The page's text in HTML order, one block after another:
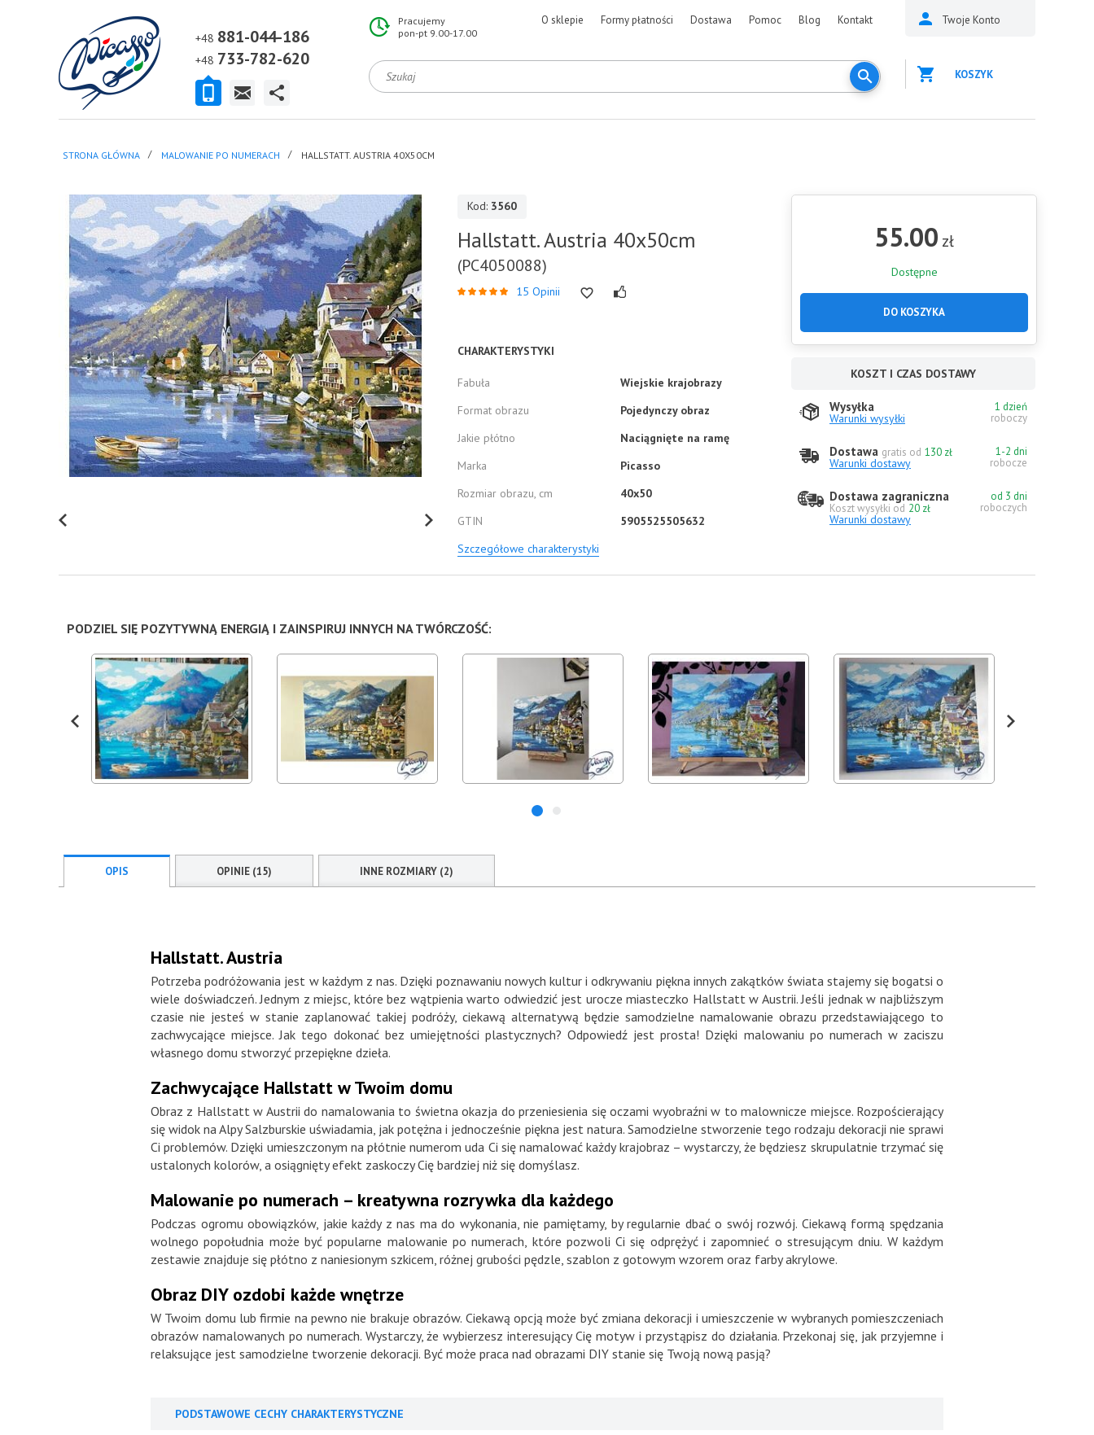
+48 881-044-186
+48 733-782-620
Pracujemy
pon-pt 9.00-17.00
O sklepie Formy płatności Dostawa Pomoc Blog Kontakt Twoje Konto
KOSZYK
STRONA GŁÓWNA MALOWANIE PO NUMERACH HALLSTATT. AUSTRIA 40X50CM
Kod: 3560
Hallstatt. Austria 40x50cm
(PC4050088)
15 Opinii
CHARAKTERYSTYKI
Fabuła
Wiejskie krajobrazy
Format obrazu
Pojedynczy obraz
Jakie płótno
Naciągnięte na ramę
Marka
Picasso
Rozmiar obrazu, cm
40x50
GTIN
5905525505632
Szczegółowe charakterystyki
55.00 zł
Dostępne
DO KOSZYKA
KOSZT I CZAS DOSTAWY
Wysyłka
Warunki wysyłki
1 dzień
roboczy
Dostawa gratis od 130 zł
Warunki dostawy
1-2 dni
robocze
Dostawa zagraniczna
Koszt wysyłki od 20 zł
Warunki dostawy
od 3 dni
roboczych
PODZIEL SIĘ POZYTYWNĄ ENERGIĄ I ZAINSPIRUJ INNYCH NA TWÓRCZOŚĆ:
OPIS OPINIE (15) INNE ROZMIARY (2)
Hallstatt. Austria
Potrzeba podróżowania jest w każdym z nas. Dzięki poznawaniu nowych kultur i odkrywaniu piękna innych zakątków świata stajemy się bogatsi o
wiele doświadczeń. Jednym z miejsc, które bez wątpienia warto odwiedzić jest urocze miasteczko Hallstatt w Austrii. Jeśli jednak w najbliższym
czasie nie jesteś w stanie zaplanować takiej podróży, ciekawą alternatywą będzie samodzielne namalowanie obrazu przedstawiającego to
zachwycające miejsce. Jak tego dokonać bez umiejętności plastycznych? Odpowiedź jest prosta! Dzięki malowaniu po numerach w zaciszu
własnego domu stworzyć przepiękne dzieła.
Zachwycające Hallstatt w Twoim domu
Obraz z Hallstatt w Austrii do namalowania to świetna okazja do przeniesienia się oczami wyobraźni w to malownicze miejsce. Rozpościerający
się widok na Alpy Salzburskie uświadamia, jak potężna i jednocześnie piękna jest natura. Samodzielne stworzenie tego rodzaju dekoracji nie sprawi
Ci problemów. Dzięki umieszczonym na płótnie numerom uda Ci się namalować każdy krajobraz – wystarczy, że będziesz skrupulatnie trzymać się
ustalonych kolorów, a osiągnięty efekt zaskoczy Cię bardziej niż się domyślasz.
Malowanie po numerach – kreatywna rozrywka dla każdego
Podczas ogromu obowiązków, jakie każdy z nas ma do wykonania, nie pamiętamy, by regularnie dbać o swój rozwój. Ciekawą formą spędzania
wolnego popołudnia może być popularne malowanie po numerach, które pozwoli Ci się odprężyć i zapomnieć o stresującym dniu. W każdym
zestawie znajduje się płótno z naniesionym szkicem, różnej grubości pędzle, szablon z gotowym wzorem oraz farby akrylowe.
Obraz DIY ozdobi każde wnętrze
W Twoim domu lub firmie na pewno nie brakuje obrazów. Ciekawą opcją może być zmiana dekoracji i umieszczenie w wybranych pomieszczeniach
obrazów namalowanych po numerach. Wystarczy, że wybierzesz interesujący Cię motyw i przystąpisz do działania. Przekonaj się, jak przyjemne i
relaksujące jest samodzielne tworzenie dekoracji. Być może praca nad obrazami DIY stanie się Twoją nową pasją?
PODSTAWOWE CECHY CHARAKTERYSTYCZNE